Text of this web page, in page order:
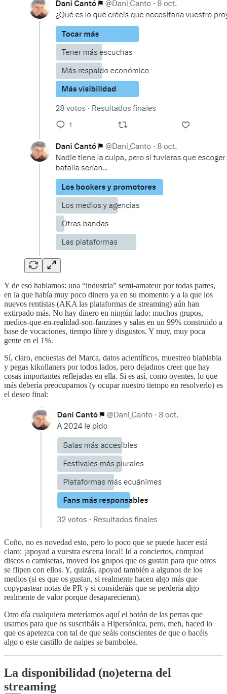
Y de eso hablamos: una “industria” semi-amateur por todas partes,
en la que había muy poco dinero ya en su momento y a la que los
nuevos rentistas (AKA las plataformas de streaming) aún han
extirpado más. No hay dinero en ningún lado: muchos grupos,
medios-que-en-realidad-son-fanzines y salas en un 99% construido a
base de vocaciones, tiempo libre y disgustos. Y muy, muy poca
gente en el 1%.
Sí, claro, encuestas del Marca, datos acientíficos, muestreo blablabla
y pegas kikollaners por todos lados, pero dejadnos creer que hay
cosas importantes reflejadas en ella. Si es así, como oyentes, lo que
más debería preocuparnos (y ocupar nuestro tiempo en resolverlo) es
el deseo final:
Coño, no es novedad esto, pero lo poco que se puede hacer está
claro: ¡apoyad a vuestra escena local! Id a conciertos, comprad
discos o camisetas, moved los grupos que os gustan para que otros
se flipen con ellos. Y, quizás, apoyad también a algunos de los
medios (si es que os gustan, si realmente hacen algo más que
copypastear notas de PR y si consideráis que se perdería algo
realmente de valor porque desaparecieran).
Otro día cualquiera meteríamos aquí el botón de las perras que
usamos para que os suscribáis a Hipersónica, pero, meh, haced lo
que os apetezca con tal de que seáis conscientes de que o hacéis
algo o este castillo de naipes se bambolea.
La disponibilidad (no)eterna del
streaming